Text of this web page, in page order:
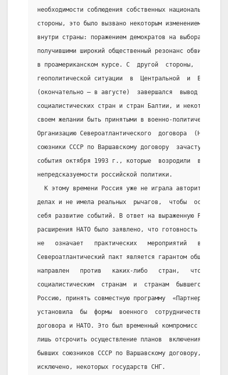
необходимости соблюдения собственных национальных
стороны, это было вызвано некоторым изменением
внутри страны: поражением демократов на выборах в
получившими широкий общественный резонанс
в проамериканском курсе. С  другой  стороны,  к
геополитической ситуации  в  Центральной  и
(окончательно — в августе)  завершался  вывод
социалистических стран и стран Балтии, и некоторые
своем желании быть принятыми в военно-политический
Организацию Североатлантического  договора  (НАТО).
союзники СССР по Варшавскому договору  зачастую
события октября 1993 г., которые  возродили  в
непредсказуемости российской политики.
К этому времени Россия уже не играла авторитетной
делах и не имела реальных  рычагов,  чтобы
себя развитие событий. В ответ на выраженную Россией
расширения НАТО было заявлено, что готовность НАТО
не   означает   практических   мероприятий   в
Североатлантический пакт является гарантом общей
направлен   против   каких-либо   стран,   что
социалистическим  странам  и  странам  бывшего
Россию, принять совместную программу  «Партнерство
установила  бы  формы  военного  сотрудничества
договора и НАТО. Это был временный компромисс  США
лишь отсрочить осуществление планов  включения  в
бывших союзников СССР по Варшавскому договору, а
исключено, некоторых государств СНГ.